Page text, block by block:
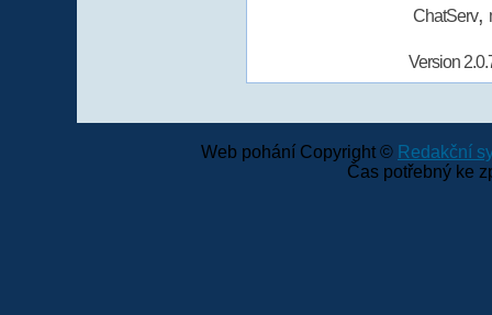
ChatServ,
Version
Web pohání Copyright © Redakční
Čas potřebný ke